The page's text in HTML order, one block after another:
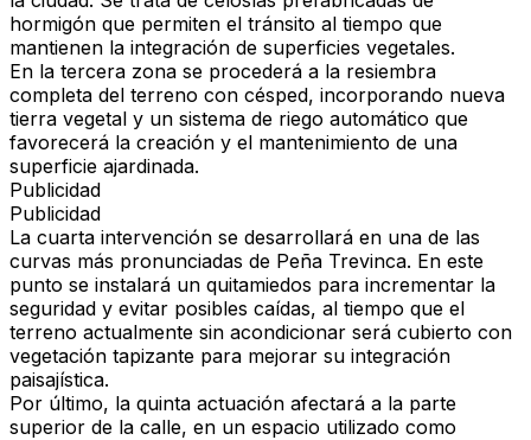
hormigón que permiten el tránsito al tiempo que
mantienen la integración de superficies vegetales.
En la tercera zona se procederá a la resiembra
completa del terreno con césped, incorporando nueva
tierra vegetal y un sistema de riego automático que
favorecerá la creación y el mantenimiento de una
superficie ajardinada.
Publicidad
Publicidad
La cuarta intervención se desarrollará en una de las
curvas más pronunciadas de Peña Trevinca. En este
punto se instalará un quitamiedos para incrementar la
seguridad y evitar posibles caídas, al tiempo que el
terreno actualmente sin acondicionar será cubierto con
vegetación tapizante para mejorar su integración
paisajística.
Por último, la quinta actuación afectará a la parte
superior de la calle, en un espacio utilizado como